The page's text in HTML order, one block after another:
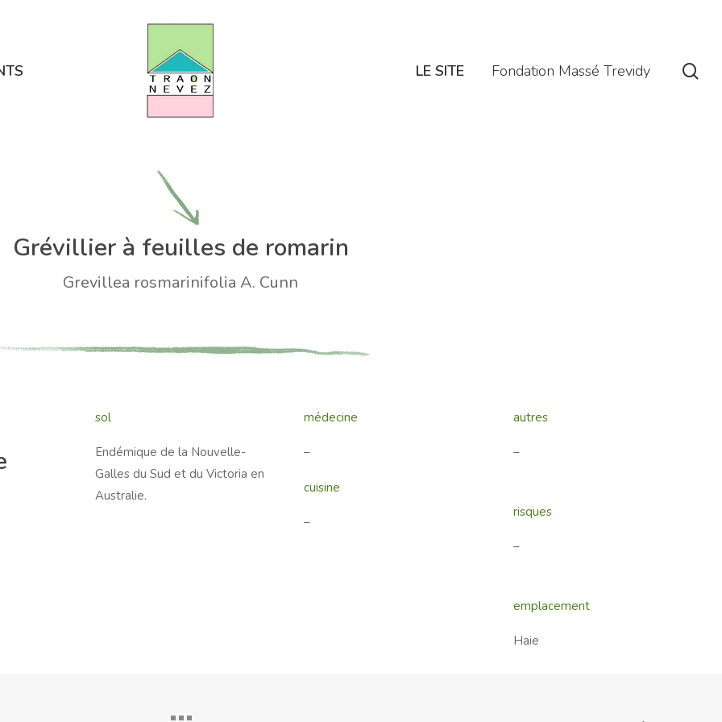
LE SITE Fondation Massé Trevidy
Grévillier à feuilles de romarin
Grevillea rosmarinifolia A. Cunn
sol
Endémique de la Nouvelle-
Galles du Sud et du Victoria en
Australie.
médecine
–
cuisine
–
autres
–
risques
–
emplacement
Haie